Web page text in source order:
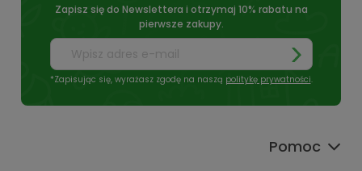
Zapisz się do Newslettera i otrzymaj 10% rabatu na
pierwsze zakupy.
*Zapisując się, wyrażasz zgodę na naszą politykę prywatności.
Pomoc